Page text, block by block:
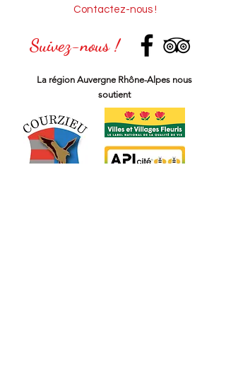
Contactez-nous !
Suivez-nous !
La région Auvergne Rhône-Alpes nous
soutient